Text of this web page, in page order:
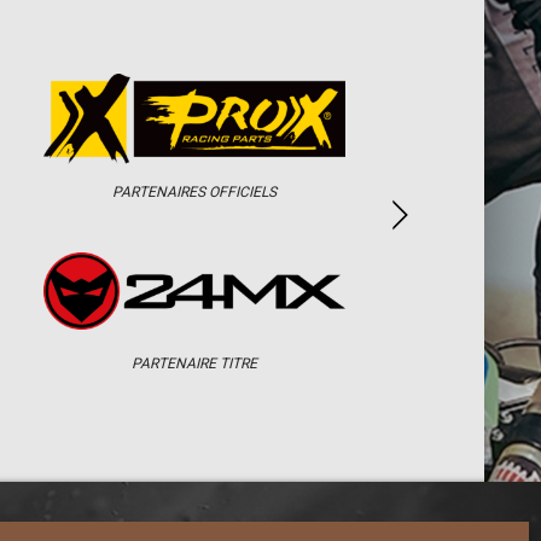
PARTENAIRES OFFICIELS
PARTENAIRE TITRE